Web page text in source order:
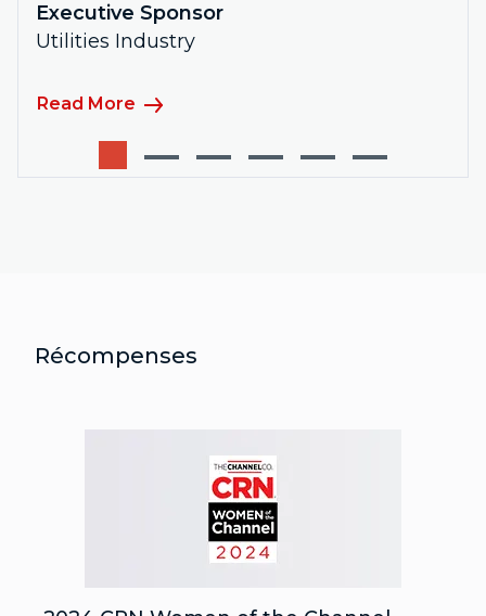
Executive Sponsor
Utilities Industry
Read More
Récompenses